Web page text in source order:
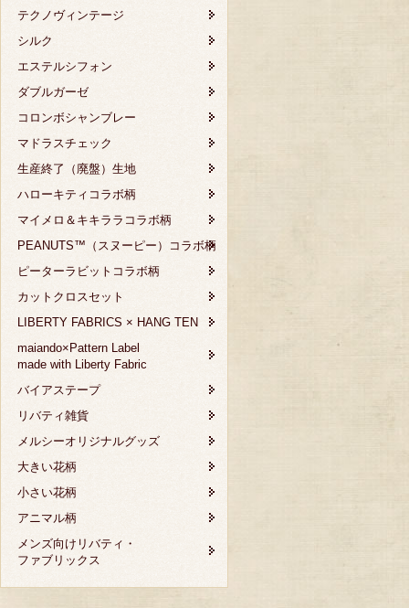
テクノヴィンテージ
シルク
エステルシフォン
ダブルガーゼ
コロンボシャンブレー
マドラスチェック
生産終了（廃盤）生地
ハローキティコラボ柄
マイメロ＆キキララコラボ柄
PEANUTS™（スヌーピー）コラボ柄
ピーターラビットコラボ柄
カットクロスセット
LIBERTY FABRICS × HANG TEN
maiando×Pattern Label
made with Liberty Fabric
バイアステープ
リバティ雑貨
メルシーオリジナルグッズ
大きい花柄
小さい花柄
アニマル柄
メンズ向けリバティ・
ファブリックス